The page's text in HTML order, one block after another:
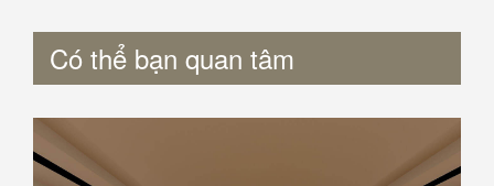
Có thể bạn quan tâm